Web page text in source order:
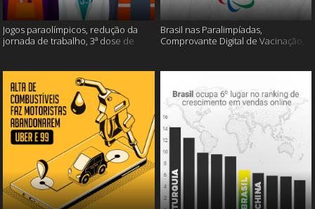
Jogos paraolímpicos, redução da
jornada de trabalho, 3ª dose de
Brasil nas Paralimpíadas,
Comprovante Digital de Vacinação,